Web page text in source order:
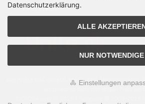
PARTNER
Alle Preise inkl. gesetzl. MwSt. zzgl.Versandkosten
Datenschutzerklärung.
ALLE
NUR NOTWENDIGE
Einstellungen